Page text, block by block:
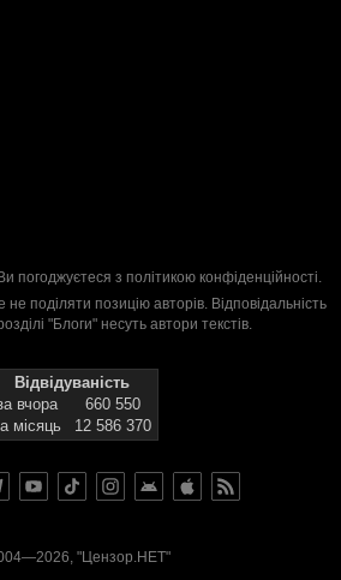
погоджуєтеся з політикою конфіденційності.
поділяти позицію авторів. Відповідальність
"Блоги" несуть автори текстів.
Відвідуваність
вчора
660 550
місяць
12 586 370
"Цензор.НЕТ"